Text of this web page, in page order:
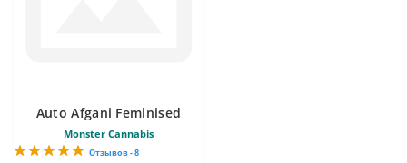
Auto Afgani Feminised
Monster Cannabis
Отзывов - 8